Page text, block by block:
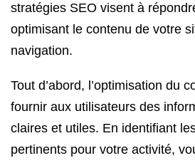
stratégies SEO visent à
optimisant le contenu de votre
navigation.
Tout d’abord, l’optimisation du
fournir aux utilisateurs des
claires et utiles. En identifiant
pertinents pour votre activité,